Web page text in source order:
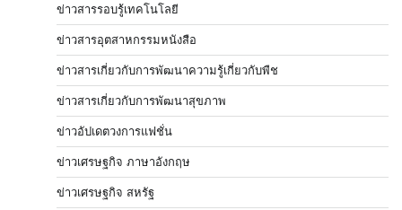
ข่าวสารรอบรู้เทคโนโลยี
ข่าวสารอุตสาหกรรมหนังสือ
ข่าวสารเกี่ยวกับการพัฒนาความรู้เกี่ยวกับพืช
ข่าวสารเกี่ยวกับการพัฒนาสุขภาพ
ข่าวอัปเดตวงการแฟชั่น
ข่าวเศรษฐกิจ ภาษาอังกฤษ
ข่าวเศรษฐกิจ สหรัฐ